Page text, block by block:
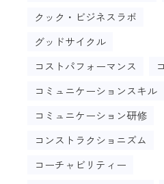
クック・ビジネスラボ
グッドサイクル
コストパフォーマンス
コミュニケーションスキル
コミュニケーション研修
コンストラクショニズム
コーチャビリティー